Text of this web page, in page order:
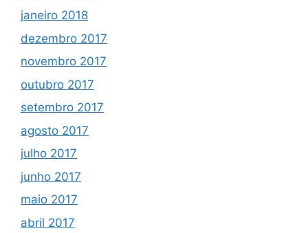
janeiro 2018
dezembro 2017
novembro 2017
outubro 2017
setembro 2017
agosto 2017
julho 2017
junho 2017
maio 2017
abril 2017